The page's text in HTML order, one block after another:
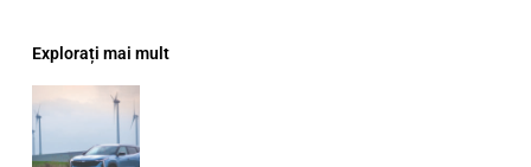
Explorați mai mult